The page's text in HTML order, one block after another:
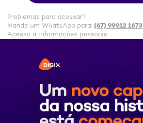
Problemas para acessar?
Mande um WhatsApp para: (67) 99912 1673
Acesso a informações pessoais